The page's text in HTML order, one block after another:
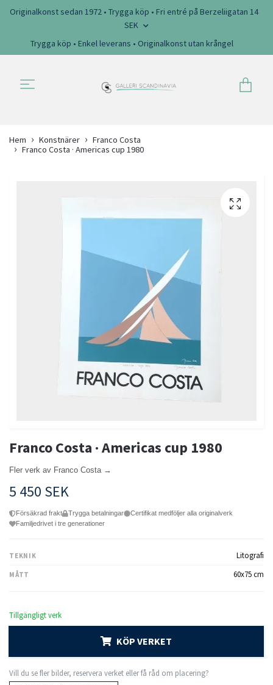
Originalkonst sedan 1972 • Trygga köp • Fri entré på Berzeliigatan 14
SEK
Trygga köp • Enkel leverans • Originalkonst utan krångel
Hem Konstnärer
Franco Costa
Franco Costa · Americas cup 1980
Franco Costa · Americas cup 1980
Fler verk av Franco Costa →
5 450 SEK
Försäkrad frakt Trygga betalningar
Certifikat medföljer alla originalverk
Familjedrivet i tre generationer
TEKNIK Litografi
MÅTT 60x75 cm
Tillgängligt verk
KÖP VERKET
Vill du se fler bilder, reservera verket eller få råd om placering?